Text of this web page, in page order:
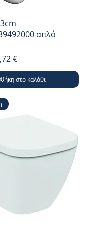
απλό
Έκπτωσης
€
στο καλάθι